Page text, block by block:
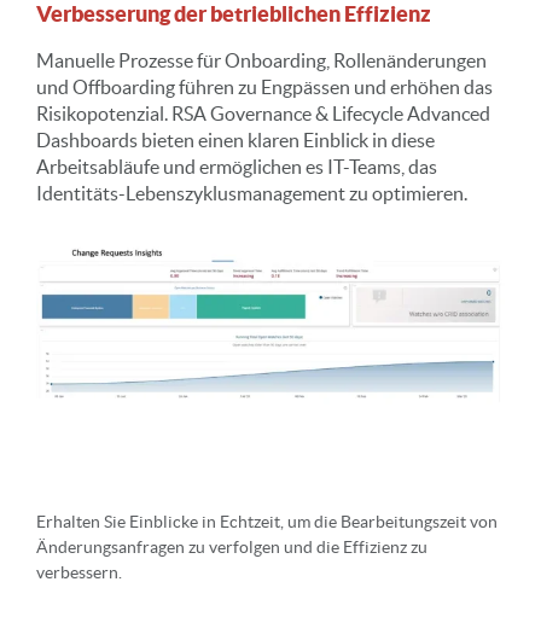
Verbesserung der betrieblichen Effizienz
Manuelle Prozesse für Onboarding, Rollenänderungen
und Offboarding führen zu Engpässen und erhöhen das
Risikopotenzial. RSA Governance & Lifecycle Advanced
Dashboards bieten einen klaren Einblick in diese
Arbeitsabläufe und ermöglichen es IT-Teams, das
Identitäts-Lebenszyklusmanagement zu optimieren.
Erhalten Sie Einblicke in Echtzeit, um die Bearbeitungszeit von
Änderungsanfragen zu verfolgen und die Effizienz zu
verbessern.